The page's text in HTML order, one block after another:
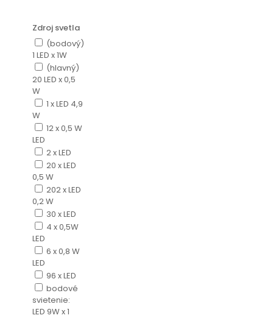
Zdroj svetla
(bodový)
1 LED x 1W
(hlavný)
20 LED x 0,5
W
1 x LED 4,9
W
12 x 0,5 W
LED
2 x LED
20 x LED
0,5 W
202 x LED
0,2 W
30 x LED
4 x 0,5W
LED
6 x 0,8 W
LED
96 x LED
bodové
svietenie:
LED 9W x 1